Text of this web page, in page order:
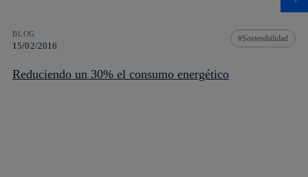
BLOG
15/02/2016
Sostenibilidad
Reduciendo un 30% el consumo energético